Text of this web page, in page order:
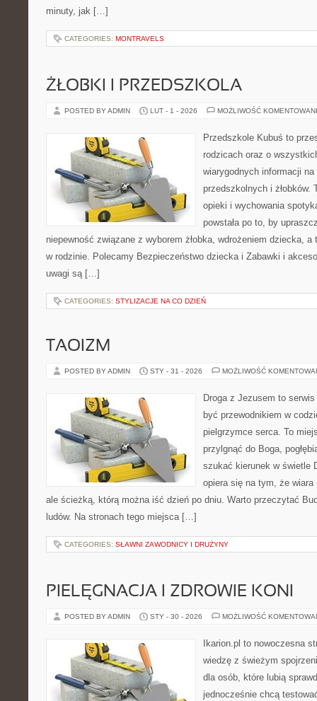
minuty, jak […]
CATEGORIES: MONTRAVELS
ŻŁOBKI I PRZEDSZKOLA
POSTED BY ADMIN LUT - 1 - 2026 MOŻLIWOŚĆ
Przedszkole Kubuś to
rodzicach oraz o
wiarygodnych informacji
przedszkolnych i żłobków.
opieki i wychowania
powstała po to, by
niepewność związane z wyborem żłobka, wdrożeniem dziecka,
w rodzinie. Polecamy Bezpieczeństwo dziecka i Zabawki i
uwagi są […]
CATEGORIES: STYLIZACJE NA CO DZIEŃ
TAOIZM
POSTED BY ADMIN STY - 31 - 2026 MOŻLIWOŚĆ
Droga z Jezusem to
być przewodnikiem w
pielgrzymce serca. To
przylgnąć do Boga,
szukać kierunek w świetle
opiera się na tym, że
ale ścieżką, którą można iść dzień po dniu. Warto przeczytać
ludów. Na stronach tego miejsca […]
CATEGORIES: SŁAWNI ZAWODNICY I DRUŻYNY
PIELĘGNACJA I ZDROWIE KONI
POSTED BY ADMIN STY - 30 - 2026 MOŻLIWOŚĆ
Ikarion.pl to nowoczesna
wiedzę z świeżym
dla osób, które lubią
jednocześnie chcą